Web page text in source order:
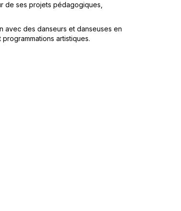
de ses projets pédagogiques,
avec des danseurs et danseuses en
artistiques.